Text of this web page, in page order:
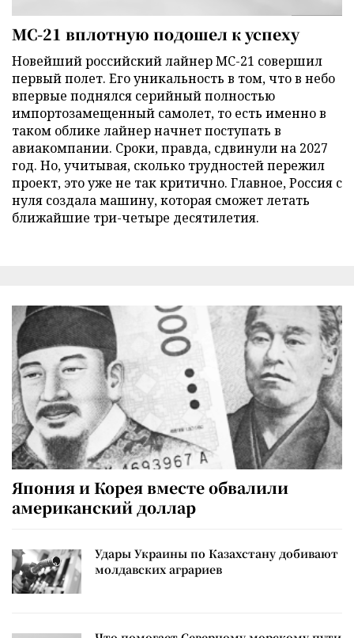
МС-21 вплотную подошел к успеху
Новейший российский лайнер МС-21 совершил
первый полет. Его уникальность в том, что в небо
впервые поднялся серийный полностью
импортозамещенный самолет, то есть именно в
таком облике лайнер начнет поступать в
авиакомпании. Сроки, правда, сдвинули на 2027
год. Но, учитывая, сколько трудностей пережил
проект, это уже не так критично. Главное, Россия с
нуля создала машину, которая сможет летать
ближайшие три-четыре десятилетия.
Япония и Корея вместе обвалили
американский доллар
Удары Украины по Казахстану добивают
молдавских аграриев